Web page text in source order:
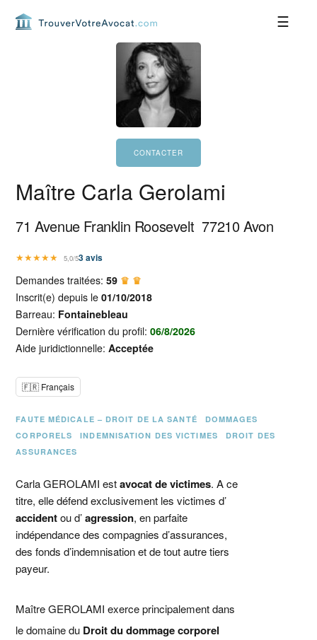
Maître Carla Gerolami
71 Avenue Franklin Roosevelt 77210 Avon
★★★★★ 5,0/53avis
Demandes traitées:59 ♛ ♛
Inscrit(e) depuis le01/10/2018
Barreau: Fontainebleau
Dernière vérification du profil:06/8/2026
Aide juridictionnelle:Acceptée
🇫🇷 Français
FAUTE MÉDICALE – DROIT DE LA SANTÉ
DOMMAGES
CORPORELS
INDEMNISATION DES VICTIMES
DROIT DES
ASSURANCES
Carla GEROLAMI estavocat de victimes. A ce
titre, elle défend exclusivement les victimes d’
accidentou d’agression, en parfaite
indépendance des compagnies d’assurances,
des fonds d’indemnisation et de tout autre tiers
payeur.
Maître GEROLAMI exerce principalement dans
le domaine du Droit du dommage corporel